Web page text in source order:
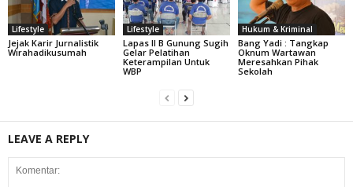
Lifestyle
Jejak Karir Jurnalistik
Wirahadikusumah
Lifestyle
Lapas II B Gunung Sugih
Gelar Pelatihan
Keterampilan Untuk
WBP
Hukum & Kriminal
Bang Yadi : Tangkap
Oknum Wartawan
Meresahkan Pihak
Sekolah
LEAVE A REPLY